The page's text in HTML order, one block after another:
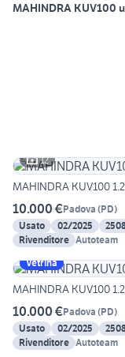
MAHINDRA KUV100
12
MAHINDRA KUV100
10.000 €Padova (PD)
Usato
02/2025
Rivenditore Autoteam
Vetrina
MAHINDRA KUV100
10.000 €Padova (PD)
Usato
02/2025
Rivenditore Autoteam